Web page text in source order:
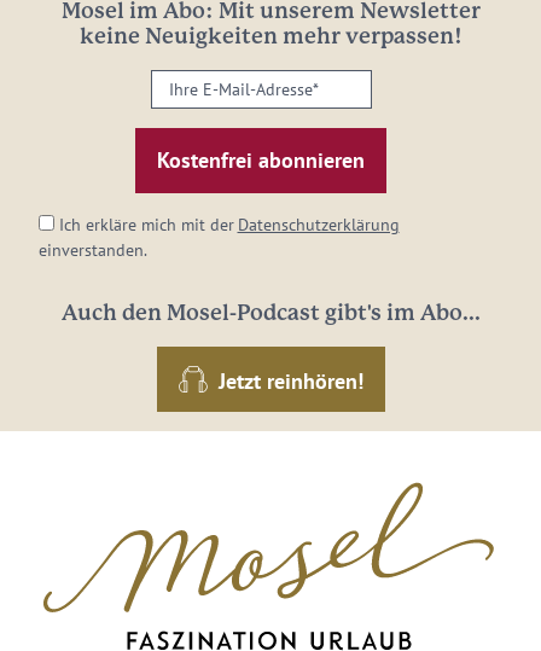
Mosel im Abo: Mit unserem Newsletter
keine Neuigkeiten mehr verpassen!
Ihre
E-
Mail-
Adresse:
Ich erkläre mich mit der Datenschutzerklärung
einverstanden.
Auch den Mosel-Podcast gibt's im Abo...
Jetzt reinhören!